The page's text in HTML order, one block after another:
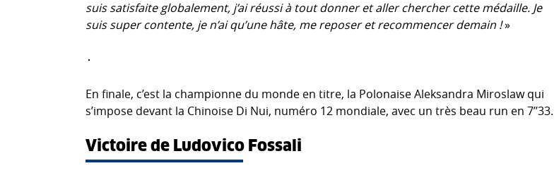
suis satisfaite globalement, j’ai réussi à tout donner et aller chercher cette médaille. Je
suis super contente, je n’ai qu’une hâte, me reposer et recommencer demain !»
En finale, c’est la championne du monde en titre, la Polonaise Aleksandra Miroslaw qui
s’impose devant la Chinoise Di Nui, numéro 12 mondiale, avec un très beau run en 7’’33.
Victoire de Ludovico Fossali